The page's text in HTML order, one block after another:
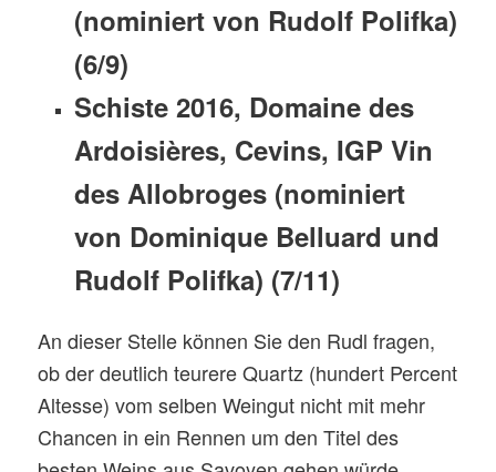
(nominiert von Rudolf Polifka)
(6/9)
Schiste 2016, Domaine des
Ardoisières, Cevins, IGP Vin
des Allobroges (nominiert
von Dominique Belluard und
Rudolf Polifka) (7/11)
An dieser Stelle können Sie den Rudl fragen,
ob der deutlich teurere Quartz (hundert Percent
Altesse) vom selben Weingut nicht mit mehr
Chancen in ein Rennen um den Titel des